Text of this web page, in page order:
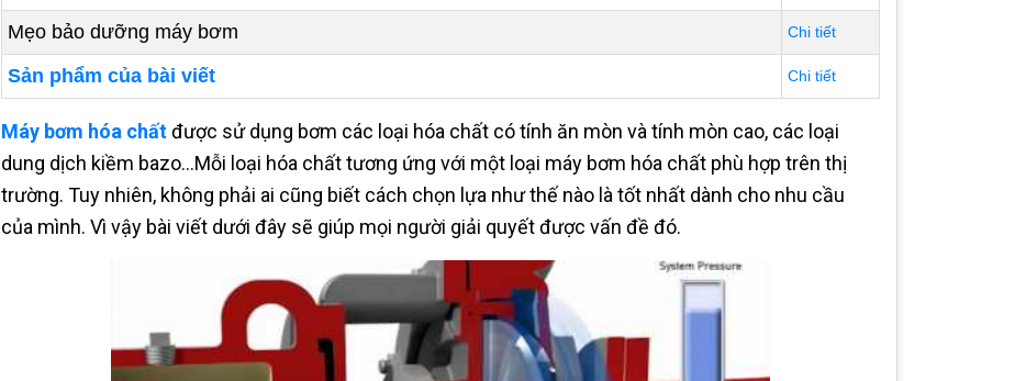
Mẹo bảo dưỡng máy bơm Chi tiết
Sản phẩm của bài viết Chi tiết
Máy bơm hóa chấtđược sử dụng bơm các loại hóa chất có tính ăn mòn và tính mòn cao, các loại
dung dịch kiềm bazo…Mỗi loại hóa chất tương ứng với một loại máy bơm hóa chất phù hợp trên thị
trường. Tuy nhiên, không phải ai cũng biết cách chọn lựa như thế nào là tốt nhất dành cho nhu cầu
của mình. Vì vậy bài viết dưới đây sẽ giúp mọi người giải quyết được vấn đề đó.